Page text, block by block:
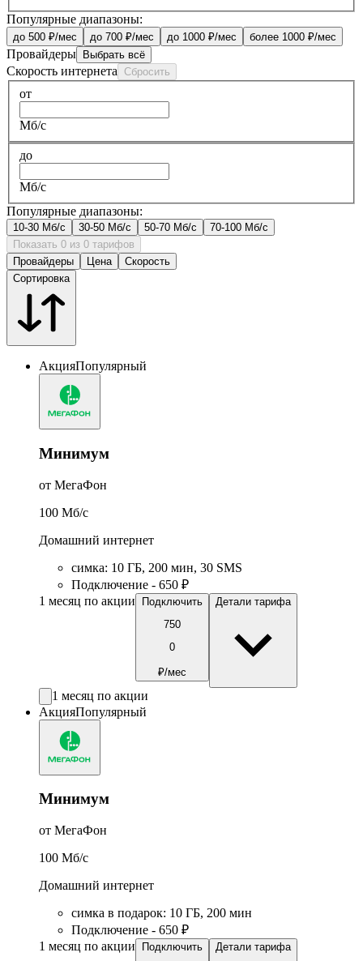
Популярные диапазоны:
до 500 ₽/мес до 700 ₽/мес до 1000 ₽/мес более 1000 ₽/мес
Провайдеры Выбрать всё
Скорость интернета Сбросить
от
Мб/с
до
Мб/с
Популярные диапазоны:
10-30 Мб/с 30-50 Мб/с 50-70 Мб/с
70-100 Мб/с
Показать 0 из 0 тарифов
Провайдеры
Цена
Скорость
Сортировка
АкцияПопулярный
Минимум
от МегаФон
100 Мб/c
Домашний интернет
симка: 10 ГБ, 200 мин, 30 SMS
Подключение - 650 ₽
1 месяц по акции
Подключить
750
0
₽/мес
Детали тарифа
1 месяц по акции
АкцияПопулярный
Минимум
от МегаФон
100 Мб/c
Домашний интернет
симка в подарок: 10 ГБ, 200 мин
Подключение - 650 ₽
1 месяц по акции
Подключить
Детали тарифа